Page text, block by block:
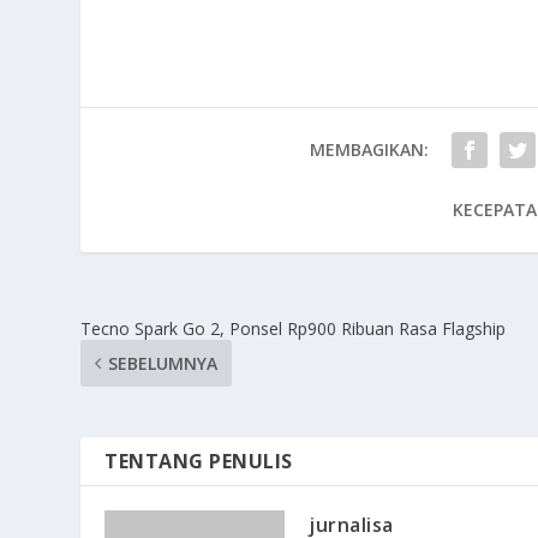
MEMBAGIKAN:
Tecno Spark Go 2, Ponsel Rp900 Ribuan Rasa Flagship
SEBELUMNYA
TENTANG PENULIS
jurnalisa